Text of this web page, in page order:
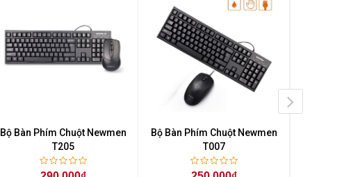
Bộ Bàn Phím Chuột Newmen
T205
Bộ Bàn Phím Chuột Newmen
T007